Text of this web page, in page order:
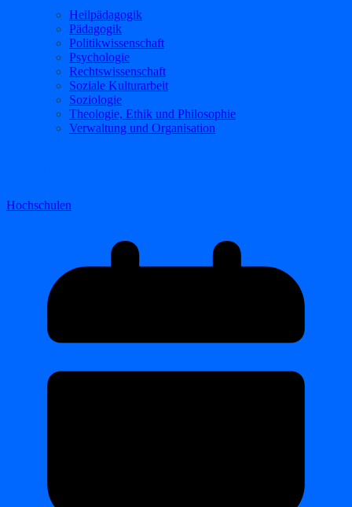
Heilpädagogik
Pädagogik
Politikwissenschaft
Psychologie
Rechtswissenschaft
Soziale Kulturarbeit
Soziologie
Theologie, Ethik und Philosophie
Verwaltung und Organisation
Hochschulen